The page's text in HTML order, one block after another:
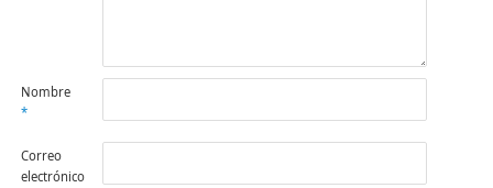
Nombre
*
Correo
electrónico